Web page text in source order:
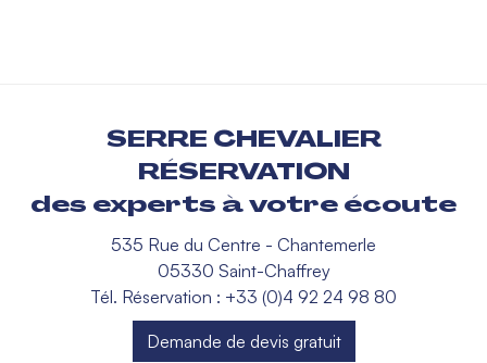
SERRE CHEVALIER
RÉSERVATION
des experts à votre écoute
535 Rue du Centre - Chantemerle
05330 Saint-Chaffrey
Tél. Réservation : +33 (0)4 92 24 98 80
Demande de devis gratuit